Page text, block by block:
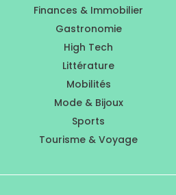
Finances & Immobilier
Gastronomie
High Tech
Littérature
Mobilités
Mode & Bijoux
Sports
Tourisme & Voyage